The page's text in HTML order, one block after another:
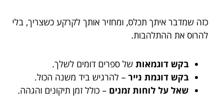
כזה שמדבר איתך תכלס, ומחזיר אותך לקרקע כשצריך, בלי
להרוס את ההתלהבות.
בקש דוגמאות של ספרים דומים לשלך.
בקש דוגמת נייר – להרגיש ביד משנה הכול.
שאל על לוחות זמנים – כולל זמן תיקונים והגהה.